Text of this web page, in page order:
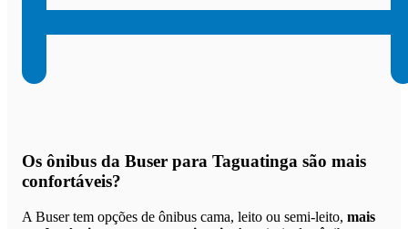
Os ônibus da Buser para Taguatinga são mais
confortáveis?
A Buser tem opções de ônibus cama, leito ou semi-leito, mais